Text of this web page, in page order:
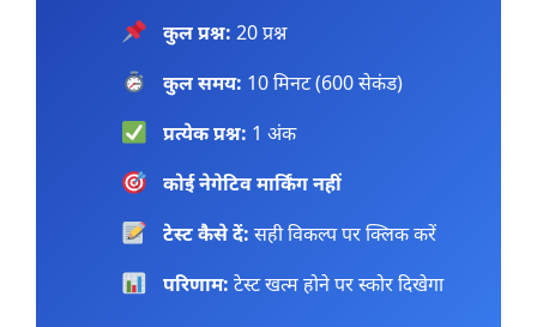
कुल प्रश्न: 20 प्रश्न
कुल समय: 10 मिनट (600 सेकंड)
प्रत्येक प्रश्न: 1 अंक
कोई नेगेटिव मार्किंग नहीं
टेस्ट कैसे दें: सही विकल्प पर क्लिक करें
परिणाम: टेस्ट खत्म होने पर स्कोर दिखेगा